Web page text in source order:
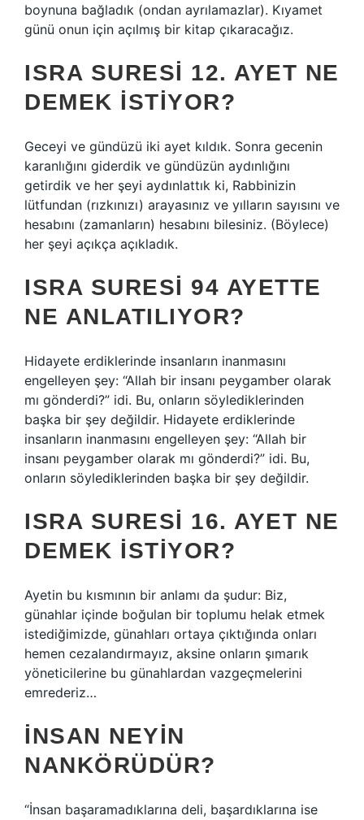
boynuna bağladık (ondan ayrılamazlar). Kıyamet
günü onun için açılmış bir kitap çıkaracağız.
ISRA SURESI 12. AYET NE
DEMEK ISTIYOR?
Geceyi ve gündüzü iki ayet kıldık. Sonra gecenin
karanlığını giderdik ve gündüzün aydınlığını
getirdik ve her şeyi aydınlattık ki, Rabbinizin
lütfundan (rızkınızı) arayasınız ve yılların sayısını ve
hesabını (zamanların) hesabını bilesiniz. (Böylece)
her şeyi açıkça açıkladık.
ISRA SURESI 94 AYETTE
NE ANLATILIYOR?
Hidayete erdiklerinde insanların inanmasını
engelleyen şey: “Allah bir insanı peygamber olarak
mı gönderdi?” idi. Bu, onların söylediklerinden
başka bir şey değildir. Hidayete erdiklerinde
insanların inanmasını engelleyen şey: “Allah bir
insanı peygamber olarak mı gönderdi?” idi. Bu,
onların söylediklerinden başka bir şey değildir.
ISRA SURESI 16. AYET NE
DEMEK ISTIYOR?
Ayetin bu kısmının bir anlamı da şudur: Biz,
günahlar içinde boğulan bir toplumu helak etmek
istediğimizde, günahları ortaya çıktığında onları
hemen cezalandırmayız, aksine onların şımarık
yöneticilerine bu günahlardan vazgeçmelerini
emrederiz…
İNSAN NEYIN
NANKÖRÜDÜR?
“İnsan başaramadıklarına deli, başardıklarına ise